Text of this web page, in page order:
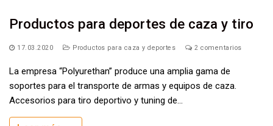
Productos para deportes de caza y tiro
17.03.2020 Productos para caza y deportes 2 comentarios
La empresa “Polyurethan” produce una amplia gama de
soportes para el transporte de armas y equipos de caza.
Accesorios para tiro deportivo y tuning de…